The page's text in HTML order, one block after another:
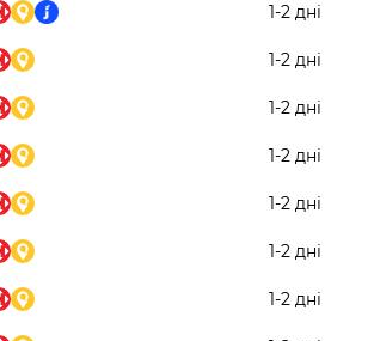
1-2 дні
1-2 дні
1-2 дні
1-2 дні
1-2 дні
1-2 дні
1-2 дні